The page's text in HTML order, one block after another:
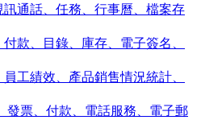
訊通話、任務、行事曆、檔案存
款、目錄、庫存、電子簽名、
工績效、產品銷售情況統計、
發票、付款、電話服務、電子郵